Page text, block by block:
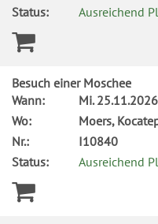
Status:
Ausreichend
Besuch einer Moschee
Wann:
Mi.
Wo:
Moers,
Nr.:
I10840
Status:
Ausreichend